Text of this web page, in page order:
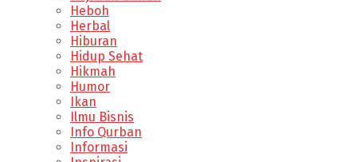
Heboh
Herbal
Hiburan
Hidup Sehat
Hikmah
Humor
Ikan
Ilmu Bisnis
Info Qurban
Informasi